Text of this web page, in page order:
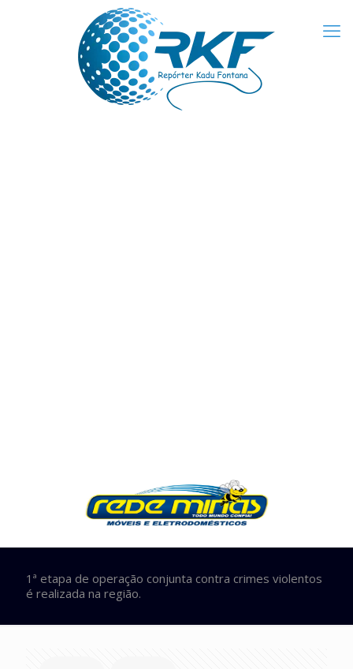
1ª etapa de operação conjunta contra crimes violentos
é realizada na região.